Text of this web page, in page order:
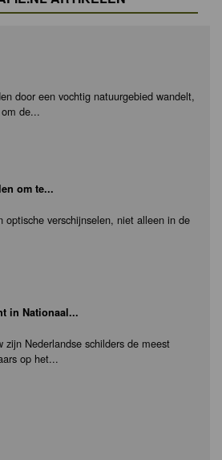
door een vochtig natuurgebied wandelt,
de...
om te...
optische verschijnselen, niet alleen in de
in Nationaal...
zijn Nederlandse schilders de meest
op het...